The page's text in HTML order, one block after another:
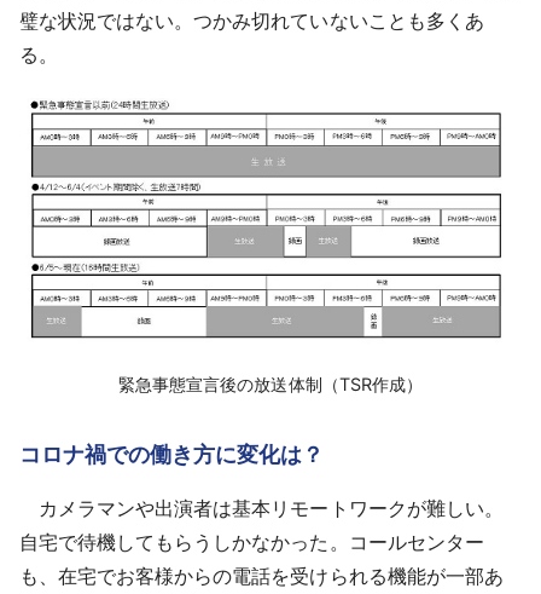
璧な状況ではない。つかみ切れていないことも多くあ
る。
緊急事態宣言後の放送体制（TSR作成）
コロナ禍での働き方に変化は？
カメラマンや出演者は基本リモートワークが難しい。
自宅で待機してもらうしかなかった。コールセンター
も、在宅でお客様からの電話を受けられる機能が一部あ